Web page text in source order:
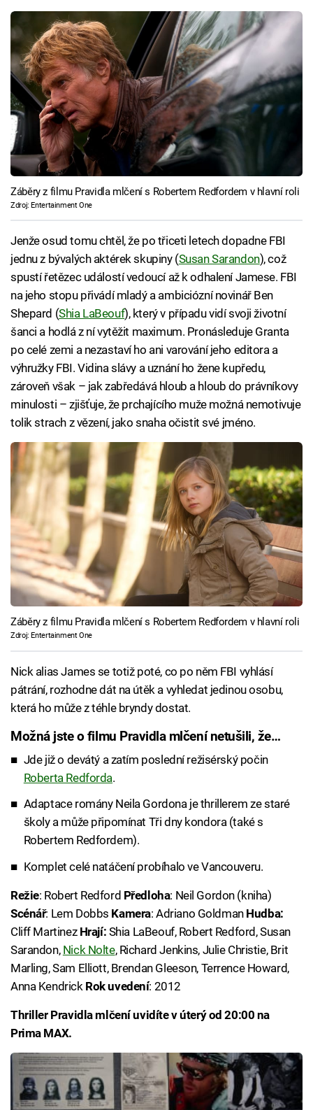
Záběry z filmu Pravidla mlčení s Robertem Redfordem v hlavní roli
Zdroj: Entertainment One
Jenže osud tomu chtěl, že po třiceti letech dopadne FBI
jednu z bývalých aktérek skupiny (Susan Sarandon), což
spustí řetězec událostí vedoucí až k odhalení Jamese. FBI
na jeho stopu přivádí mladý a ambiciózní novinář Ben
Shepard (Shia LaBeouf), který v případu vidí svoji životní
šanci a hodlá z ní vytěžit maximum. Pronásleduje Granta
po celé zemi a nezastaví ho ani varování jeho editora a
výhružky FBI. Vidina slávy a uznání ho žene kupředu,
zároveň však – jak zabředává hloub a hloub do právníkovy
minulosti – zjišťuje, že prchajícího muže možná nemotivuje
tolik strach z vězení, jako snaha očistit své jméno.
Záběry z filmu Pravidla mlčení s Robertem Redfordem v hlavní roli
Zdroj: Entertainment One
Nick alias James se totiž poté, co po něm FBI vyhlásí
pátrání, rozhodne dát na útěk a vyhledat jedinou osobu,
která ho může z téhle bryndy dostat.
Možná jste o filmu Pravidla mlčení netušili, že…
Jde již o devátý a zatím poslední režisérský počin
Roberta Redforda.
Adaptace romány Neila Gordona je thrillerem ze staré
školy a může připomínat Tři dny kondora (také s
Robertem Redfordem).
Komplet celé natáčení probíhalo ve Vancouveru.
Režie: Robert Redford Předloha: Neil Gordon (kniha)
Scénář: Lem Dobbs Kamera: Adriano Goldman Hudba:
Cliff Martinez Hrají: Shia LaBeouf, Robert Redford, Susan
Sarandon, Nick Nolte, Richard Jenkins, Julie Christie, Brit
Marling, Sam Elliott, Brendan Gleeson, Terrence Howard,
Anna Kendrick Rok uvedení: 2012
Thriller Pravidla mlčení uvidíte v úterý od 20:00 na
Prima MAX.